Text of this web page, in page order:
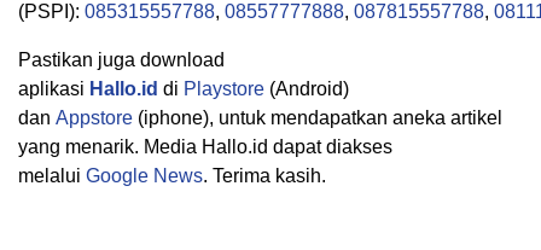
(PSPI): 085315557788, 08557777888, 087815557788,
Pastikan juga download
aplikasi Hallo.id di Playstore (Android)
dan Appstore (iphone), untuk mendapatkan aneka artikel
yang menarik. Media Hallo.id dapat diakses
melalui Google News. Terima kasih.